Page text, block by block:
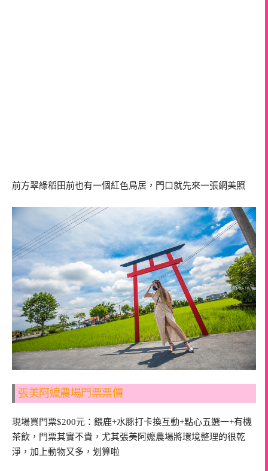
前方翠綠稻田前也有一個紅色鳥居，門口就先來一張網美照
張美阿嬤農場門票票價
現場買門票$200元：餵鹿+水豚打卡換互動+點心五選一+有機
茶飲，門票其實不貴，尤其張美阿嬤農場將環境整理的很乾
淨，加上動物又多，划算啦